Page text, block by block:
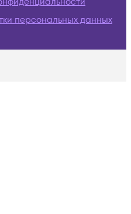
персональных данных